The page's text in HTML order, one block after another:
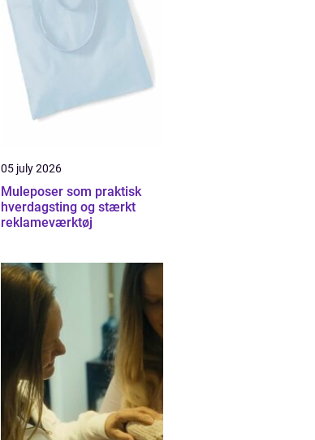
05 july 2026
Muleposer som praktisk
hverdagsting og stærkt
reklameværktøj